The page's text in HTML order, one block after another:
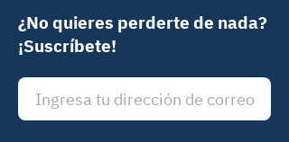
¿No quieres perderte de nada?
¡Suscríbete!